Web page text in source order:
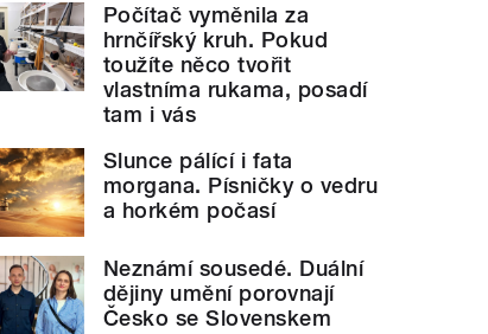
Počítač vyměnila za
hrnčířský kruh. Pokud
toužíte něco tvořit
vlastníma rukama, posadí
tam i vás
Slunce pálící i fata
morgana. Písničky o vedru
a horkém počasí
Neznámí sousedé. Duální
dějiny umění porovnají
Česko se Slovenskem